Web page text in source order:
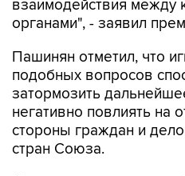
Пашинян отметил, что
затормозить
негативно повлиять на
стороны граждан и
стран Союза.
"В конечном итоге